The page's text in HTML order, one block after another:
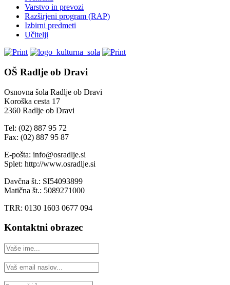
Varstvo in prevozi
Razširjeni program (RAP)
Izbirni predmeti
Učitelji
OŠ Radlje ob Dravi
Osnovna šola Radlje ob Dravi
Koroška cesta 17
2360 Radlje ob Dravi
Tel: (02) 887 95 72
Fax: (02) 887 95 87
E-pošta: info@osradlje.si
Splet: http://www.osradlje.si
Davčna št.: SI54093899
Matična št.: 5089271000
TRR: 0130 1603 0677 094
Kontaktni obrazec